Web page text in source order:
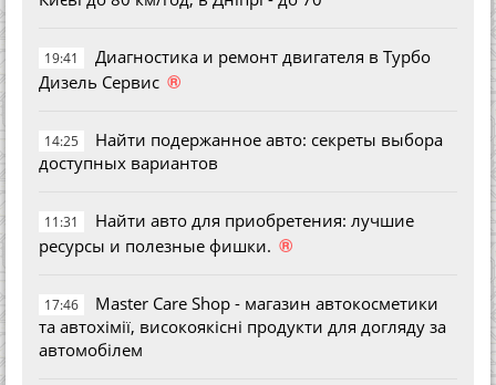
19:41
Диагностика и ремонт двигателя в Турбо
Дизель Сервис ®
14:25
Найти подержанное авто: секреты выбора
доступных вариантов
11:31
Найти авто для приобретения: лучшие
ресурсы и полезные фишки. ®
17:46
Master Care Shop - магазин автокосметики
та автохімії, високоякісні продукти для догляду за
автомобілем